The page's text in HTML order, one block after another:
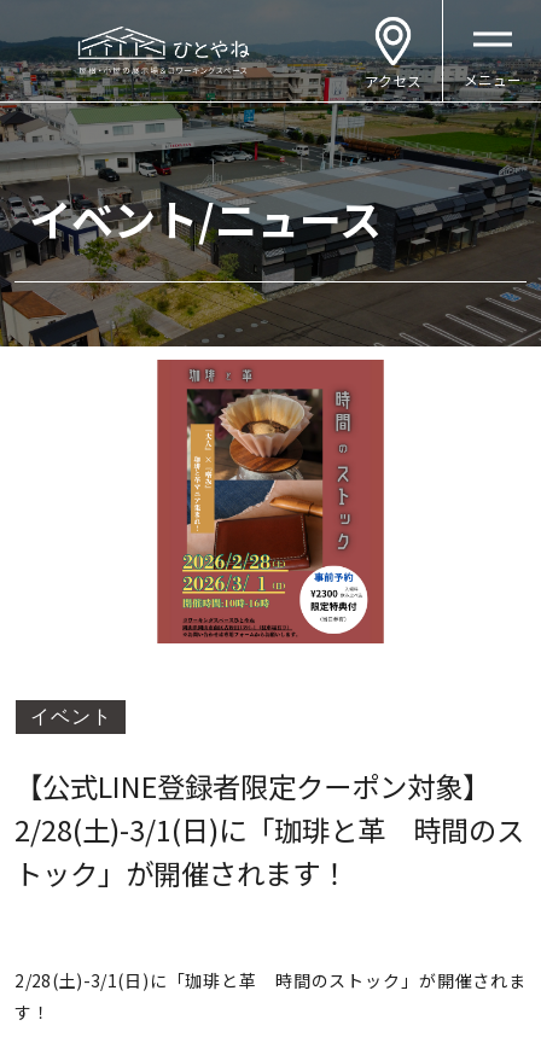
アクセス メニュー
イベント/ニュース
イベント
【公式LINE登録者限定クーポン対象】
2/28(土)-3/1(日)に「珈琲と革 時間のス
トック」が開催されます！
2/28(土)-3/1(日)に「珈琲と革 時間のストック」が開催されま
す！